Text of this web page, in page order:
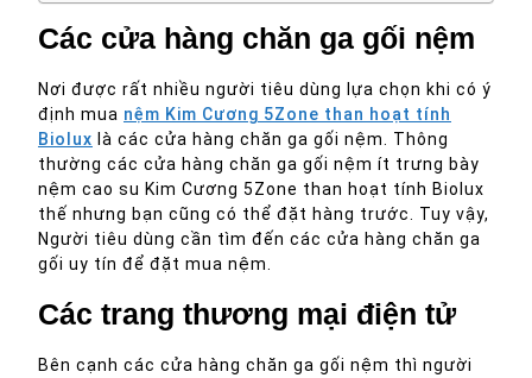
Các cửa hàng chăn ga gối nệm
Nơi được rất nhiều người tiêu dùng lựa chọn khi có ý
định mua nệm Kim Cương 5Zone than hoạt tính
Biolux là các cửa hàng chăn ga gối nệm. Thông
thường các cửa hàng chăn ga gối nệm ít trưng bày
nệm cao su Kim Cương 5Zone than hoạt tính Biolux
thế nhưng bạn cũng có thể đặt hàng trước. Tuy vậy,
Người tiêu dùng cần tìm đến các cửa hàng chăn ga
gối uy tín để đặt mua nệm.
Các trang thương mại điện tử
Bên cạnh các cửa hàng chăn ga gối nệm thì người